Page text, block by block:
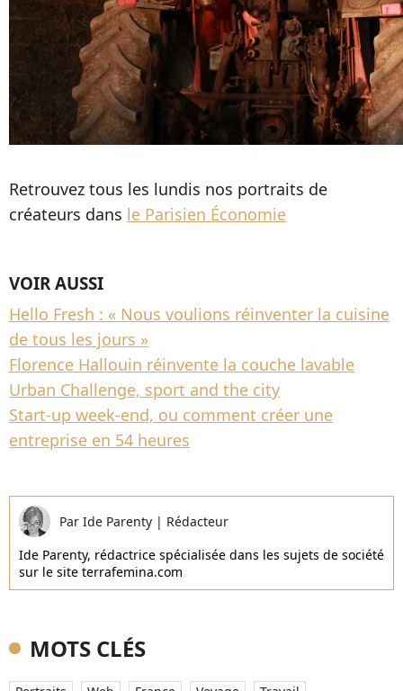
Retrouvez tous les lundis nos portraits de
créateurs dans le Parisien Économie
VOIR AUSSI
Hello Fresh : « Nous voulions réinventer la cuisine
de tous les jours »
Florence Hallouin réinvente la couche lavable
Urban Challenge, sport and the city
Start-up week-end, ou comment créer une
entreprise en 54 heures
Par Ide Parenty | Rédacteur
Ide Parenty, rédactrice spécialisée dans les sujets de société
sur le site terrafemina.com
MOTS CLÉS